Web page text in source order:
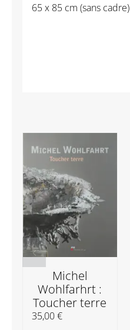
65 x 85 cm (sans cadre)
Michel
Wohlfarhrt :
Toucher terre
35,00€